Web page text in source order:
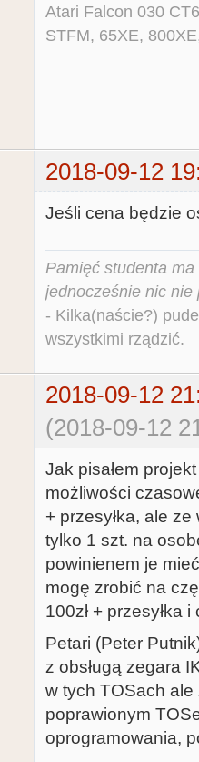
Atari Falcon 030
STFM, 65XE,
2018-09-12
Jeśli cena będzie
Pamięć studenta
jednocześnie nic nie
- Kilka(naście?)
wszystkimi rządzić.
2018-09-12
(2018-09-12
Jak pisałem
możliwości
+ przesyłka, ale
tylko 1 szt. na
powinienem je
mogę zrobić na
100zł + przesyłka
Petari (Peter
z obsługą zegara
w tych TOSach ale
poprawionym
oprogramowania,